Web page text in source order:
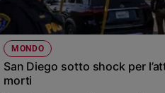
Società
e
valori
MONDO
San Diego sotto shock per
morti